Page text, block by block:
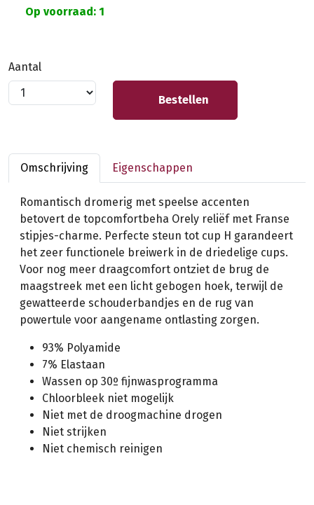
Op voorraad: 1
Aantal
Bestellen
Omschrijving Eigenschappen
Romantisch dromerig met speelse accenten
betovert de topcomfortbeha Orely reliëf met Franse
stipjes-charme. Perfecte steun tot cup H garandeert
het zeer functionele breiwerk in de driedelige cups.
Voor nog meer draagcomfort ontziet de brug de
maagstreek met een licht gebogen hoek, terwijl de
gewatteerde schouderbandjes en de rug van
powertule voor aangename ontlasting zorgen.
93% Polyamide
7% Elastaan
Wassen op 30º fijnwasprogramma
Chloorbleek niet mogelijk
Niet met de droogmachine drogen
Niet strijken
Niet chemisch reinigen